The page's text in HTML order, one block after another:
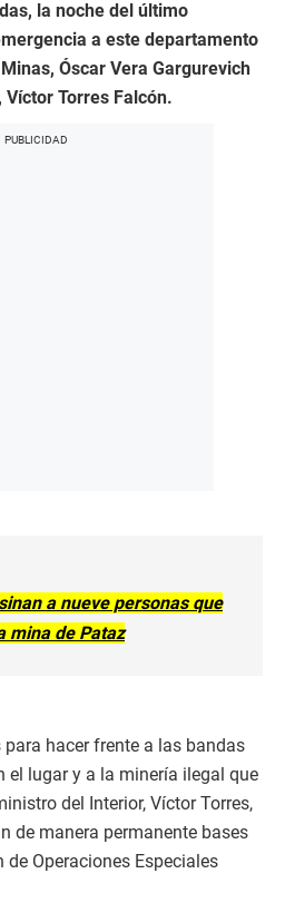
la noche del último
a este departamento
Óscar Vera Gargurevich
Torres Falcón.
a nueve personas que
mina de Pataz
hacer frente a las bandas
el lugar y a la minería ilegal que
del Interior, Víctor Torres,
de manera permanente bases
Operaciones Especiales